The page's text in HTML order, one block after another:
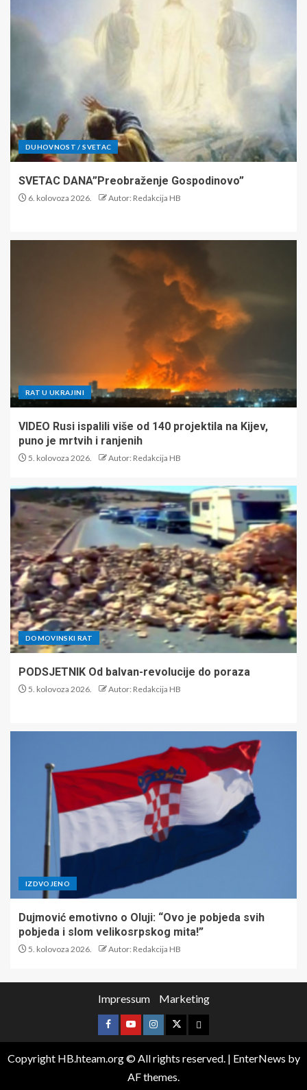
DUHOVNOST / SVETAC
SVETAC DANA”Preobraženje Gospodinovo”
6. kolovoza 2026. Autor: Redakcija HB
RAT U UKRAJINI
VIDEO Rusi ispalili više od 140 projektila na Kijev,
puno je mrtvih i ranjenih
5. kolovoza 2026. Autor: Redakcija HB
DOMOVINSKI RAT
PODSJETNIK Od balvan-revolucije do poraza
5. kolovoza 2026. Autor: Redakcija HB
IZDVOJENO
Dujmović emotivno o Oluji: “Ovo je pobjeda svih
pobjeda i slom velikosrpskog mita!”
5. kolovoza 2026. Autor: Redakcija HB
Impressum Marketing
Copyright HB.hteam.org © All rights reserved. | EnterNews by
AF themes.